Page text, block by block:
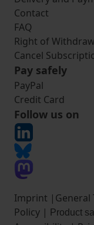
Contact
FAQ
Right of
Cancel
Pay safely
PayPal
Credit Card
Follow us on
Imprint | General
Policy | Product